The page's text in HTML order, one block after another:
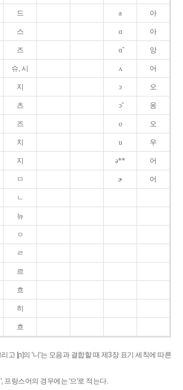
드 a 아
스 ɑ 아
즈 ɑ̃ 앙
슈, 시 ʌ 어
지 ɔ 오
츠 ɔ̃ 옹
즈 o 오
치 u 우
지 ə** 어
ㅁ ɚ 어
ㄴ
뉴
ㅇ
ㄹ
르
흐
히
흐
리고 [ɲ]의 '니'는 모음과 결합할 때 제3장 표기 세칙에 따른
프랑스어의 경우에는 '으'로 적는다.